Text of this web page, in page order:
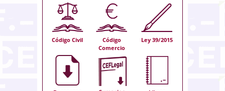
Código Civil
Código
Comercio
Ley 39/2015